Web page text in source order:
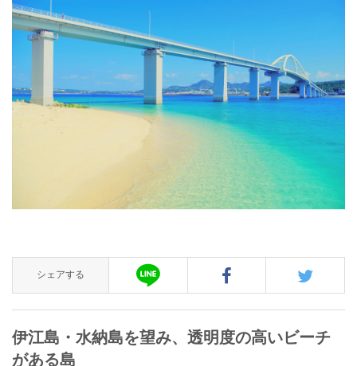
シェアする
伊江島・水納島を望み、透明度の高いビーチ
がある島